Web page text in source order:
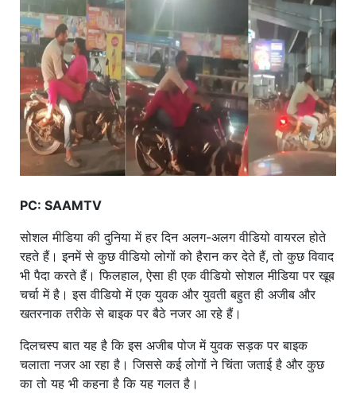
PC: SAAMTV
सोशल मीडिया की दुनिया में हर दिन अलग-अलग वीडियो वायरल होते
रहते हैं। इनमें से कुछ वीडियो लोगों को हैरान कर देते हैं, तो कुछ विवाद
भी पैदा करते हैं। फिलहाल, ऐसा ही एक वीडियो सोशल मीडिया पर खूब
चर्चा में है। इस वीडियो में एक युवक और युवती बहुत ही अजीब और
खतरनाक तरीके से बाइक पर बैठे नजर आ रहे हैं।
दिलचस्प बात यह है कि इस अजीब पोज में युवक सड़क पर बाइक
चलाता नजर आ रहा है। जिससे कई लोगों ने चिंता जताई है और कुछ
का तो यह भी कहना है कि यह गलत है।